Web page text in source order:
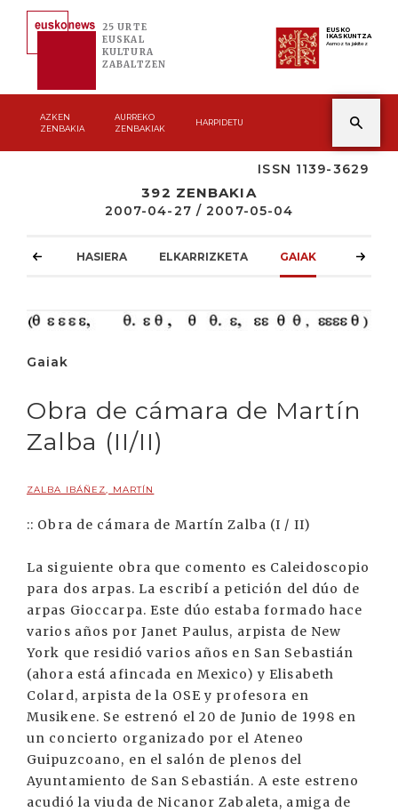
25 URTE
EUSKAL
KULTURA
ZABALTZEN
EUSKO
IKASKUNTZA
Asmoz ta jakitez
AZKEN
ZENBAKIA
AURREKO
ZENBAKIAK
HARPIDETU
ISSN 1139-3629
392 ZENBAKIA
2007-04-27 / 2007-05-04
HASIERA ELKARRIZKETA GAIAK
Gaiak
Obra de cámara de Martín
Zalba (II/II)
ZALBA IBÁÑEZ, MARTÍN
:: Obra de cámara de Martín Zalba (I / II)
La siguiente obra que comento es Caleidoscopio
para dos arpas. La escribí a petición del dúo de
arpas Gioccarpa. Este dúo estaba formado hace
varios años por Janet Paulus, arpista de New
York que residió varios años en San Sebastián
(ahora está afincada en Mexico) y Elisabeth
Colard, arpista de la OSE y profesora en
Musikene. Se estrenó el 20 de Junio de 1998 en
un concierto organizado por el Ateneo
Guipuzcoano, en el salón de plenos del
Ayuntamiento de San Sebastián. A este estreno
acudió la viuda de Nicanor Zabaleta, amiga de